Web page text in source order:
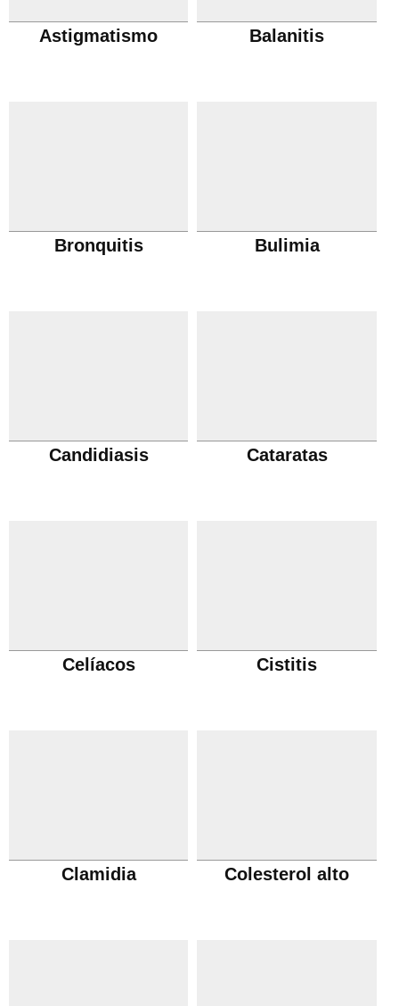
Astigmatismo Balanitis
Bronquitis Bulimia
Candidiasis Cataratas
Celíacos Cistitis
Clamidia Colesterol alto